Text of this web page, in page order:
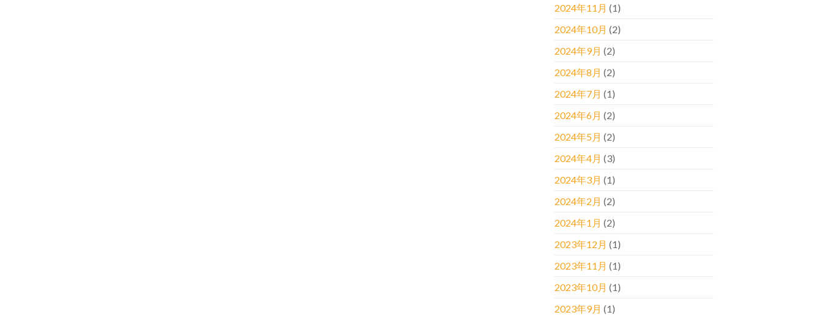
2024年11月 (1)
2024年10月 (2)
2024年9月 (2)
2024年8月 (2)
2024年7月 (1)
2024年6月 (2)
2024年5月 (2)
2024年4月 (3)
2024年3月 (1)
2024年2月 (2)
2024年1月 (2)
2023年12月 (1)
2023年11月 (1)
2023年10月 (1)
2023年9月 (1)